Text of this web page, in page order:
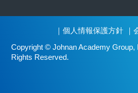
個人情報保護方針
Copyright © Johnan Academy Group,
Rights Reserved.